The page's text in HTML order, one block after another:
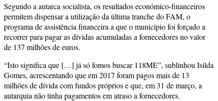
Segundo a autarca socialista, os resultados económico-financeiros
permitem dispensar a utilização da última tranche do FAM, o
programa de assistência financeira a que o município foi forçado a
recorrer para pagar as dívidas acumuladas a fornecedores no valor
de 137 milhões de euros.
“Isto significa que […] já só fomos buscar 118ME”, sublinhou Isilda
Gomes, acrescentando que em 2017 foram pagos mais de 13
milhões de dívida com fundos próprios e que, em 31 de março, a
autarquia não tinha pagamentos em atraso a fornecedores.